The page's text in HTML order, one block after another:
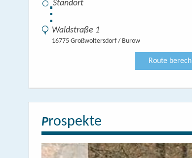
⋮
Waldstraße 1
16775 Großwoltersdorf / Burow
Route
Prospekte